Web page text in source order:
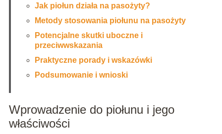
Jak piołun działa na pasożyty?
Metody stosowania piołunu na pasożyty
Potencjalne skutki uboczne i
przeciwwskazania
Praktyczne porady i wskazówki
Podsumowanie i wnioski
Wprowadzenie do piołunu i jego
właściwości